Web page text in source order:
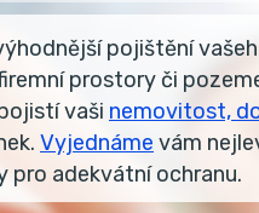
pojištění
prostory či
vaši nemovitost,
Vyjednáme vám
adekvátní ochranu.